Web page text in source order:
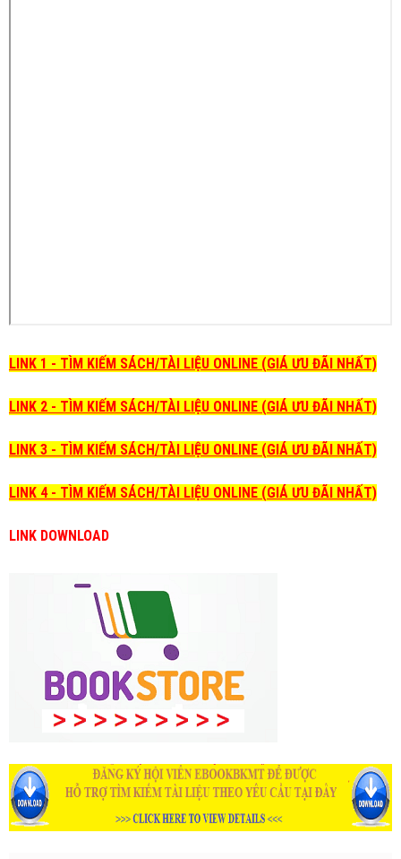
LINK 1 - TÌM KIẾM SÁCH/TÀI LIỆU ONLINE (GIÁ ƯU ĐÃI NHẤT)
LINK 2 - TÌM KIẾM SÁCH/TÀI LIỆU ONLINE (GIÁ ƯU ĐÃI NHẤT)
LINK 3 - TÌM KIẾM SÁCH/TÀI LIỆU ONLINE (GIÁ ƯU ĐÃI NHẤT)
LINK 4 - TÌM KIẾM SÁCH/TÀI LIỆU ONLINE (GIÁ ƯU ĐÃI NHẤT)
LINK DOWNLOAD